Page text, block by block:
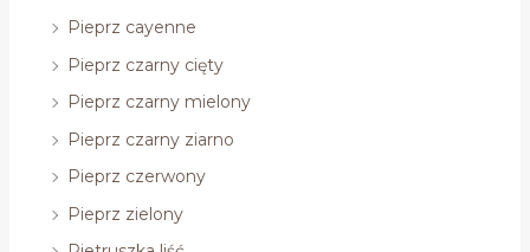
Pieprz cayenne
Pieprz czarny cięty
Pieprz czarny mielony
Pieprz czarny ziarno
Pieprz czerwony
Pieprz zielony